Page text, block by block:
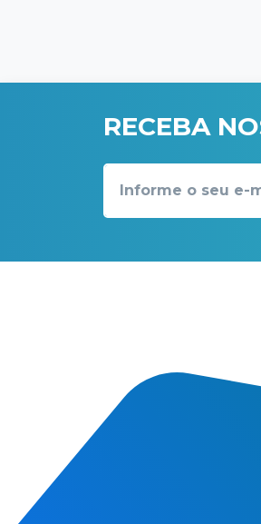
RECEBA